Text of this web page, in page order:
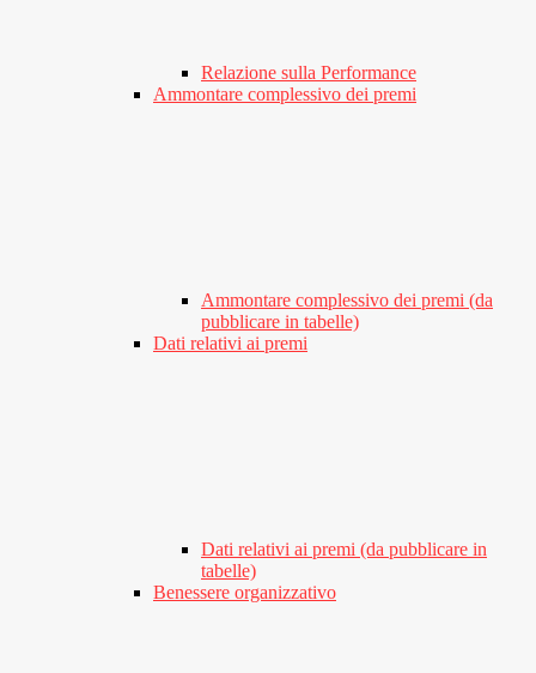
Relazione sulla Performance
Ammontare complessivo dei premi
Ammontare complessivo dei premi (da
pubblicare in tabelle)
Dati relativi ai premi
Dati relativi ai premi (da pubblicare in
tabelle)
Benessere organizzativo